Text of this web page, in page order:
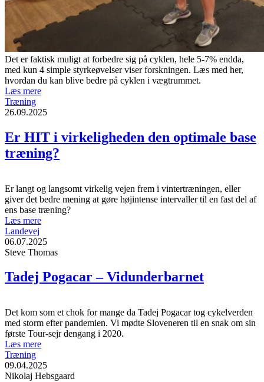
Det er faktisk muligt at forbedre sig på cyklen, hele 5-7% endda,
med kun 4 simple styrkeøvelser viser forskningen. Læs med her,
hvordan du kan blive bedre på cyklen i vægtrummet.
Læs mere
Træning
26.09.2025
Er HIT i virkeligheden den optimale base
træning?
Er langt og langsomt virkelig vejen frem i vintertræningen, eller
giver det bedre mening at gøre højintense intervaller til en fast del af
ens base træning?
Læs mere
Landevej
06.07.2025
Steve Thomas
Tadej Pogacar – Vidunderbarnet
Det kom som et chok for mange da Tadej Pogacar tog cykelverden
med storm efter pandemien. Vi mødte Sloveneren til en snak om sin
første Tour-sejr dengang i 2020.
Læs mere
Træning
09.04.2025
Nikolaj Hebsgaard